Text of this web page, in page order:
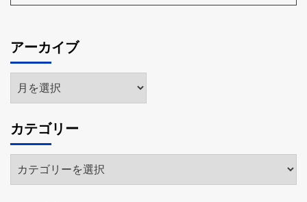
アーカイブ
ア
ー
イ
ブ
カテゴリー
テ